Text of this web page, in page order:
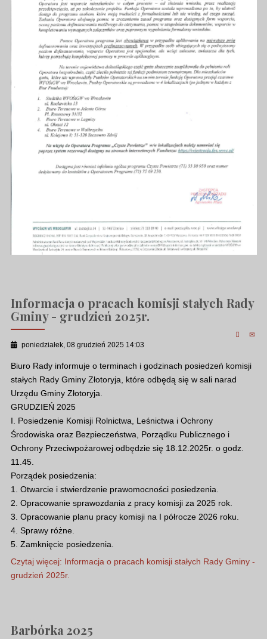
Informacja o pracach komisji stałych Rady
Gminy - grudzień 2025r.
poniedziałek, 08 grudzień 2025 14:03
Biuro Rady informuje o terminach i godzinach posiedzeń komisji
stałych Rady Gminy Złotoryja, które odbędą się w sali narad
Urzędu Gminy Złotoryja.
GRUDZIEŃ 2025
I. Posiedzenie Komisji Rolnictwa, Leśnictwa i Ochrony
Środowiska oraz Bezpieczeństwa, Porządku Publicznego i
Ochrony Przeciwpożarowej odbędzie się 18.12.2025r. o godz.
11.45.
Porządek posiedzenia:
1. Otwarcie i stwierdzenie prawomocności posiedzenia.
2. Opracowanie sprawozdania z pracy komisji za 2025 rok.
3. Opracowanie planu pracy komisji na I półrocze 2026 roku.
4. Sprawy różne.
5. Zamknięcie posiedzenia.
Czytaj więcej: Informacja o pracach komisji stałych Rady Gminy -
grudzień 2025r.
Barbórka 2025